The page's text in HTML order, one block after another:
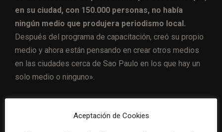
en su ciudad, con 150.000 personas, no había
ningún medio que produjera periodismo local.
Después del programa de capacitación, creó su propio
medio y ahora están pensando en crear otros medios
en las ciudades cerca de Sao Paulo en los que hay un
solo medio o ninguno».
un periódico mensual en Foz do
Aceptación de Cookies